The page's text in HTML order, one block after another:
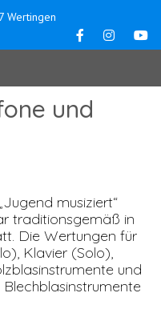
Wertingen
und
musiziert“
traditionsgemäß in
Die Wertungen für
Klavier (Solo),
und